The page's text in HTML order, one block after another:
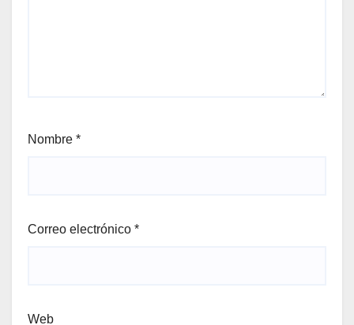
Nombre *
Correo electrónico *
Web